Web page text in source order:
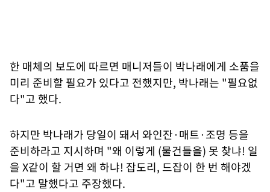
한 매체의 보도에 따르면 매니저들이 박나래에게 소품을
미리 준비할 필요가 있다고 전했지만, 박나래는 "필요없
다"고 했다.
하지만 박나래가 당일이 돼서 와인잔·매트·조명 등을
준비하라고 지시하며 "왜 이렇게 (물건들을) 못 찾냐! 일
을 X같이 할 거면 왜 하냐! 잡도리, 드잡이 한 번 해야겠
다"고 말했다고 주장했다.